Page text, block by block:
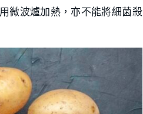
微波爐加熱，亦不能將細菌殺